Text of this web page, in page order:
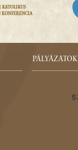
PÁLYÁZATOK